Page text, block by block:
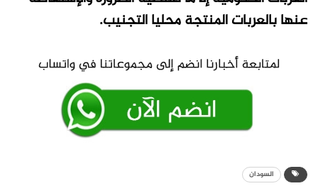
عنها بالعربات المنتجة محليا التجنيب.
السودان